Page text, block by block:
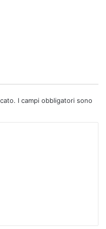
I campi obbligatori sono